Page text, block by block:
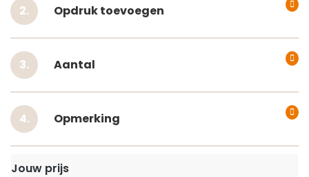
Opdruk toevoegen
Aantal
Opmerking
Jouw prijs